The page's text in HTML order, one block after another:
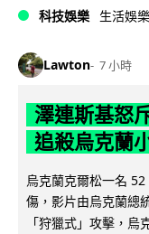
科技娛樂 生活娛樂
Lawton 7 小時
澤連斯基怒
追殺烏克蘭
烏克蘭克爾松一名
傷，影片由烏克蘭總
「狩獵式」攻擊，烏